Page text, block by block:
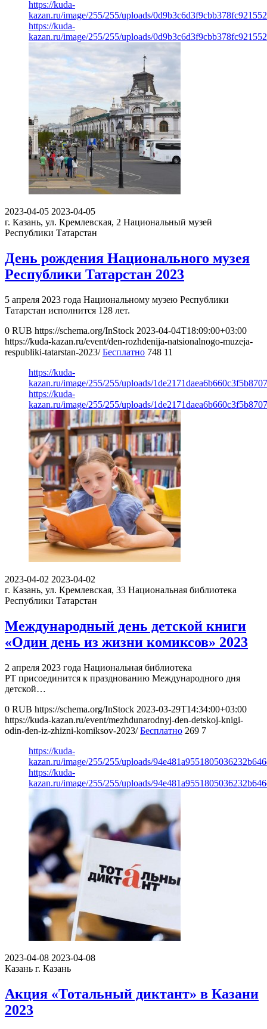
https://kuda-
kazan.ru/image/255/255/uploads/
https://kuda-
kazan.ru/image/255/255/uploads/
2023-04-05 2023-04-05
г. Казань, ул. Кремлевская, 2 Национальный музей
Республики Татарстан
День рождения Национального музея
Республики Татарстан 2023
5 апреля 2023 года Национальному музею Республики
Татарстан исполнится 128 лет.
0 RUB https://schema.org/InStock 2023-04-04T18:09:00+03:00
https://kuda-kazan.ru/event/den-rozhdenija-natsionalnogo-muzeja-
respubliki-tatarstan-2023/ Бесплатно 748 11
https://kuda-
kazan.ru/image/255/255/uploads/
https://kuda-
kazan.ru/image/255/255/uploads/
2023-04-02 2023-04-02
г. Казань, ул. Кремлевская, 33 Национальная библиотека
Республики Татарстан
Международный день детской книги
«Один день из жизни комиксов» 2023
2 апреля 2023 года Национальная библиотека
РТ присоединится к празднованию Международного дня
детской…
0 RUB https://schema.org/InStock 2023-03-29T14:34:00+03:00
https://kuda-kazan.ru/event/mezhdunarodnyj-den-detskoj-knigi-
odin-den-iz-zhizni-komiksov-2023/ Бесплатно 269 7
https://kuda-
kazan.ru/image/255/255/uploads/
https://kuda-
kazan.ru/image/255/255/uploads/
2023-04-08 2023-04-08
Казань г. Казань
Акция «Тотальный диктант» в Казани
2023